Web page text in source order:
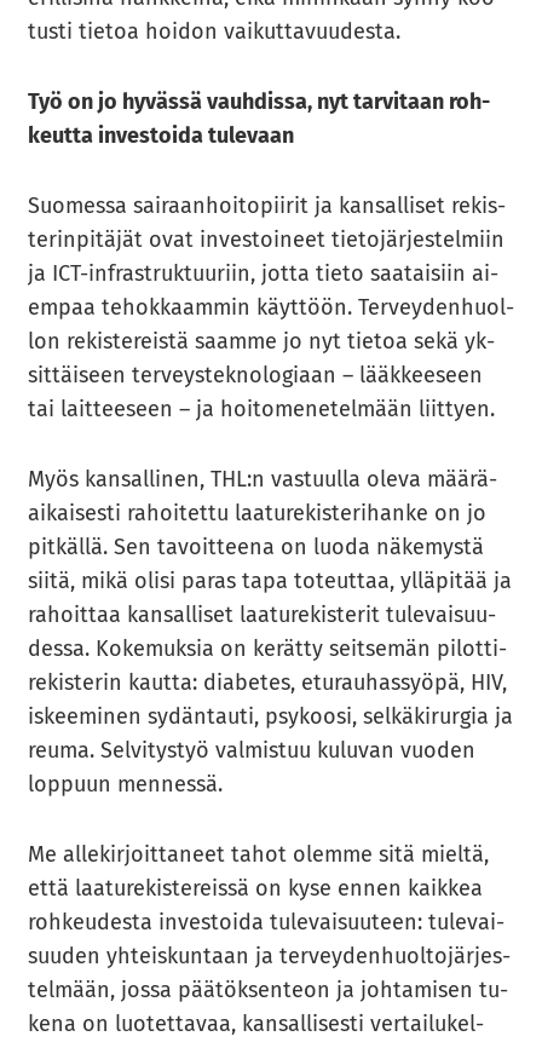
tus­ti tie­toa hoi­don vai­kut­ta­vuu­des­ta.
Työ on jo hy­väs­sä vauh­dis­sa, nyt tar­vi­taan roh­
keut­ta in­ves­toi­da tu­le­vaan
Suo­mes­sa sai­raan­hoi­to­pii­rit ja kan­sal­li­set re­kis­
te­rin­pi­tä­jät ovat in­ves­toi­neet tie­to­jär­jes­tel­miin
ja ICT-​infrastruktuuriin, jotta tieto saa­tai­siin ai­
em­paa te­hok­kaam­min käyt­töön. Ter­vey­den­huol­
lon re­kis­te­reis­tä saam­me jo nyt tie­toa sekä yk­
sit­täi­seen ter­veys­tek­no­lo­gi­aan – lääk­kee­seen
tai lait­tee­seen – ja hoi­to­me­ne­tel­mään liit­tyen.
Myös kan­sal­li­nen, THL:n vas­tuul­la oleva mää­rä­
ai­kai­ses­ti ra­hoi­tet­tu laa­tu­re­kis­te­ri­han­ke on jo
pit­käl­lä. Sen ta­voit­tee­na on luoda nä­ke­mys­tä
siitä, mikä olisi paras tapa to­teut­taa, yl­lä­pi­tää ja
ra­hoit­taa kan­sal­li­set laa­tu­re­kis­te­rit tu­le­vai­suu­
des­sa. Ko­ke­muk­sia on ke­rät­ty seit­se­män pi­lot­ti­
re­kis­te­rin kaut­ta: dia­be­tes, etu­rau­has­syö­pä, HIV,
is­kee­mi­nen sy­dän­tau­ti, psy­koo­si, sel­kä­ki­rur­gia ja
reuma. Sel­vi­tys­työ val­mis­tuu ku­lu­van vuo­den
lop­puun men­nes­sä.
Me al­le­kir­joit­ta­neet tahot olem­me sitä miel­tä,
että laa­tu­re­kis­te­reis­sä on kyse ennen kaik­kea
roh­keu­des­ta in­ves­toi­da tu­le­vai­suu­teen: tu­le­vai­
suu­den yh­teis­kun­taan ja ter­vey­den­huol­to­jär­jes­
tel­mään, jossa pää­tök­sen­teon ja joh­ta­mi­sen tu­
ke­na on luo­tet­ta­vaa, kan­sal­li­ses­ti ver­tai­lu­kel­